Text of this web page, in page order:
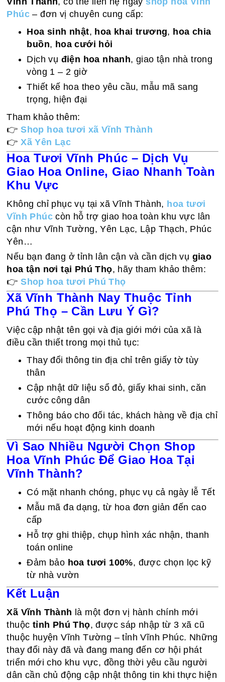
Phúc – đơn vị chuyên cung cấp:
Hoa sinh nhật, hoa khai trương, hoa chia
buồn, hoa cưới hỏi
Dịch vụ điện hoa nhanh, giao tận nhà trong
vòng 1 – 2 giờ
Thiết kế hoa theo yêu cầu, mẫu mã sang
trọng, hiện đại
Tham khảo thêm:
👉Shop hoa tươi xã Vĩnh Thành
👉Xã Yên Lạc
Hoa Tươi Vĩnh Phúc – Dịch Vụ
Giao Hoa Online, Giao Nhanh Toàn
Khu Vực
Không chỉ phục vụ tại xã Vĩnh Thành, hoa tươi
Vĩnh Phúc còn hỗ trợ giao hoa toàn khu vực lân
cận như Vĩnh Tường, Yên Lạc, Lập Thạch, Phúc
Yên…
Nếu bạn đang ở tỉnh lân cận và cần dịch vụ giao
hoa tận nơi tại Phú Thọ, hãy tham khảo thêm:
👉Shop hoa tươi Phú Thọ
Xã Vĩnh Thành Nay Thuộc Tỉnh
Phú Thọ – Cần Lưu Ý Gì?
Việc cập nhật tên gọi và địa giới mới của xã là
điều cần thiết trong mọi thủ tục:
Thay đổi thông tin địa chỉ trên giấy tờ tùy
thân
Cập nhật dữ liệu sổ đỏ, giấy khai sinh, căn
cước công dân
Thông báo cho đối tác, khách hàng về địa chỉ
mới nếu hoạt động kinh doanh
Vì Sao Nhiều Người Chọn Shop
Hoa Vĩnh Phúc Để Giao Hoa Tại
Vĩnh Thành?
Có mặt nhanh chóng, phục vụ cả ngày lễ Tết
Mẫu mã đa dạng, từ hoa đơn giản đến cao
cấp
Hỗ trợ ghi thiệp, chụp hình xác nhận, thanh
toán online
Đảm bảo hoa tươi 100%, được chọn lọc kỹ
từ nhà vườn
Kết Luận
Xã Vĩnh Thành là một đơn vị hành chính mới
thuộc tỉnh Phú Thọ, được sáp nhập từ 3 xã cũ
thuộc huyện Vĩnh Tường – tỉnh Vĩnh Phúc. Những
thay đổi này đã và đang mang đến cơ hội phát
triển mới cho khu vực, đồng thời yêu cầu người
dân cần chủ động cập nhật thông tin khi thực hiện